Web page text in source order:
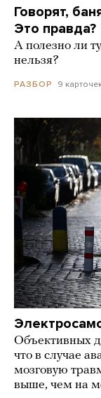
Говорят,
Это правда?
А полезно ли
нельзя?
РАЗБОР 9
Объективных
что в случае
мозговую
выше, чем на